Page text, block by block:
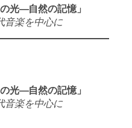
光―自然の記憶」
音楽を中心に
光―自然の記憶」
音楽を中心に